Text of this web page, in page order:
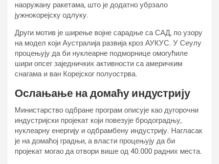
наоружану ракетама, што је додатно убрзало
јужнокорејску одлуку.
Други мотив је ширење војне сарадње са САД, по узору
на модел који Аустралија развија кроз АУКУС. У Сеулу
процењују да би нуклеарне подморнице омогућиле
шири опсег заједничких активности са америчким
снагама и ван Корејског полуострва.
Ослањање на домаћу индустрију
Министарство одбране програм описује као дугорочни
индустријски пројекат који повезује бродоградњу,
нуклеарну енергију и одбрамбену индустрију. Нагласак
је на домаћој градњи, а власти процењују да би
пројекат могао да отвори више од 40.000 радних места.